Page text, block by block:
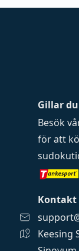
Gillar
Besök
för att
Kontakt
Keesing